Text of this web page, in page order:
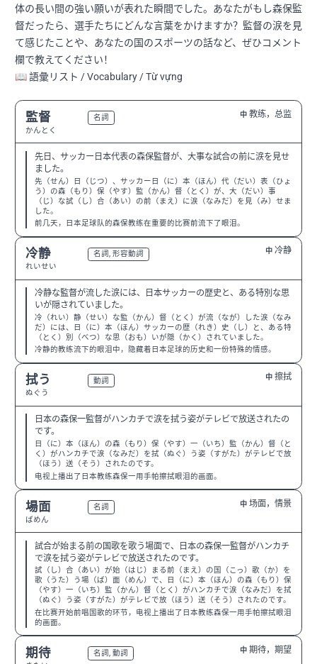
体の長い間の強い願いが表れた瞬間でした。あなたがもし森保監
督だったら、選手たちにどんな言葉をかけますか？監督の涙を見
て感じたことや、あなたの国のスポーツの話など、ぜひコメント
欄で教えてください！
📖 語彙リスト / Vocabulary / Từ vựng
監督
かんとく
名詞 中 教练，总监
先日、サッカー日本代表の森保監督が、大事な試合の前に涙を見せ
ました。
先（せん）日（じつ）、サッカー日（に）本（ほん）代（だい）表（ひょ
う）の森（もり）保（やす）監（かん）督（とく）が、大（だい）事
（じ）な試（し）合（あい）の前（まえ）に涙（なみだ）を見（み）せま
した。
前几天，日本足球队的森保教练在重要的比赛前流下了眼泪。
冷静
れいせい
名詞, 形容動詞 中 冷静
冷静な監督が流した涙には、日本サッカーの歴史と、ある特別な思
いが隠されていました。
冷（れい）静（せい）な監（かん）督（とく）が流（なが）した涙（なみ
だ）には、日（に）本（ほん）サッカーの歴（れき）史（し）と、ある特
（とく）別（べつ）な思（おも）いが隠（かく）されていました。
冷静的教练流下的眼泪中，隐藏着日本足球的历史和一份特殊的情感。
拭う
ぬぐう
動詞 中 擦拭
日本の森保一監督がハンカチで涙を拭う姿がテレビで放送されたの
です。
日（に）本（ほん）の森（もり）保（やす）一（いち）監（かん）督（と
く）がハンカチで涙（なみだ）を拭（ぬぐ）う姿（すがた）がテレビで放
（ほう）送（そう）されたのです。
电视上播出了日本教练森保一用手帕擦拭眼泪的画面。
場面
ばめん
名詞 中 场面，情景
試合が始まる前の国歌を歌う場面で、日本の森保一監督がハンカチ
で涙を拭う姿がテレビで放送されたのです。
試（し）合（あい）が始（はじ）まる前（まえ）の国（こっ）歌（か）を
歌（うた）う場（ば）面（めん）で、日（に）本（ほん）の森（もり）保
（やす）一（いち）監（かん）督（とく）がハンカチで涙（なみだ）を拭
（ぬぐ）う姿（すがた）がテレビで放（ほう）送（そう）されたのです。
在比赛开始前唱国歌的环节，电视上播出了日本教练森保一用手帕擦拭眼泪
的画面。
期待 名詞, 動詞 中 期待，期望